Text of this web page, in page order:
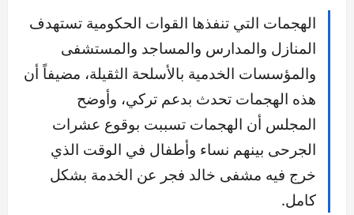
الهجمات التي تنفذها القوات الحكومية تستهدف
المنازل والمدارس والمساجد والمستشفى
والمؤسسات الخدمية بالأسلحة الثقيلة، مضيفاً أن
هذه الهجمات تحدث بدعم تركي، وأوضح
المجلس أن الهجمات تسببت بوقوع عشرات
الجرحى بينهم نساء وأطفال في الوقت الذي
خرج فيه مشفى خالد فجر عن الخدمة بشكل
كامل.